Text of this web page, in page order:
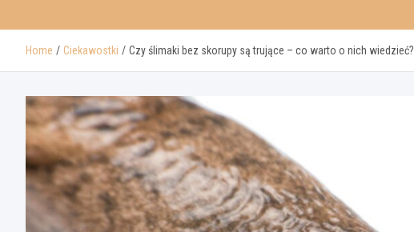
Home Ciekawostki Czy ślimaki bez skorupy są trujące – co warto o nich wiedzieć?